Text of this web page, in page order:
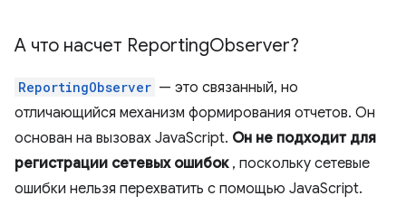
А что насчет ReportingObserver?
ReportingObserver — это связанный, но
отличающийся механизм формирования отчетов. Он
основан на вызовах JavaScript. Он не подходит для
регистрации сетевых ошибок, поскольку сетевые
ошибки нельзя перехватить с помощью JavaScript.